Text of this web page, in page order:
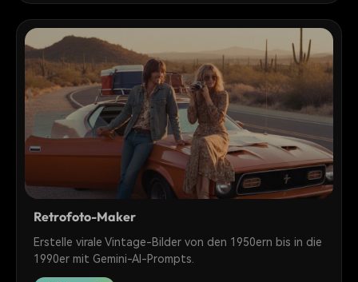
Retrofoto-Maker
Erstelle virale Vintage-Bilder von den 1950ern bis in die
1990er mit Gemini-AI-Prompts.